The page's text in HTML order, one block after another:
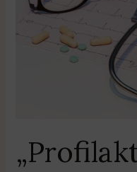
można
przebadać